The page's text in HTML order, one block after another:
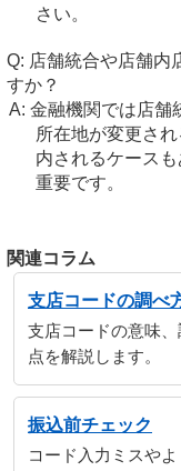
さい。
店舗統合や店舗内
すか？
金融機関では店舗
所在地が変更さ
内されるケース
重要です。
関連コラム
支店コードの調べ
支店コードの意味
点を解説します。
振込前チェック
コード入力ミスや